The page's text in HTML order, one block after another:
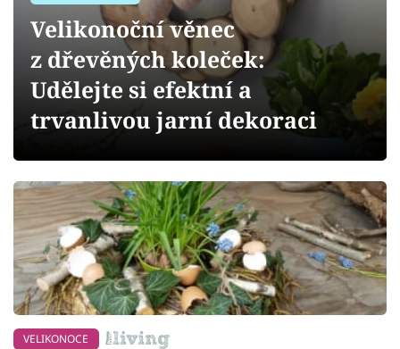
Přihlášení
Sledujte nás
Velikonoční věnec
z dřevěných koleček:
Udělejte si efektní a
trvanlivou jarní dekoraci
VELIKONOCE